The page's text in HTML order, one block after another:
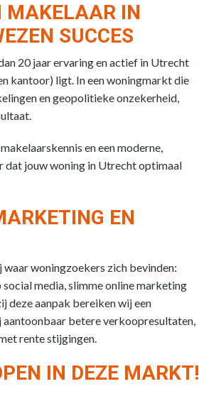
MAKELAAR IN
SUCCES
20 jaar ervaring en actief in Utrecht
kantoor) ligt. In een woningmarkt die
en geopolitieke onzekerheid,
en een moderne,
dat jouw woning in Utrecht optimaal
EN
woningzoekers zich bevinden:
media, slimme online marketing
deze aanpak bereiken wij een
betere verkoopresultaten,
rente stijgingen.
IN DEZE MARKT!